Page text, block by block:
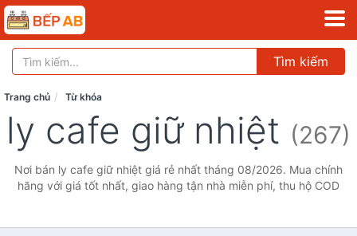
Tìm kiếm
Trang chủ Từ khóa
ly cafe giữ nhiệt (267)
Nơi bán ly cafe giữ nhiệt giá rẻ nhất tháng 08/2026. Mua chính
hãng với giá tốt nhất, giao hàng tận nhà miễn phí, thu hộ COD